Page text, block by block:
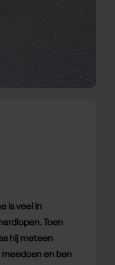
is veel in
Toen
hij meteen
meedoen en ben